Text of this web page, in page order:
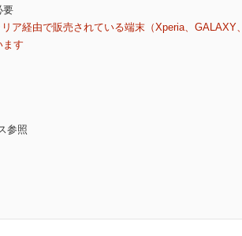
要
ア経由で販売されている端末（Xperia、GALAXY、
ます
参照